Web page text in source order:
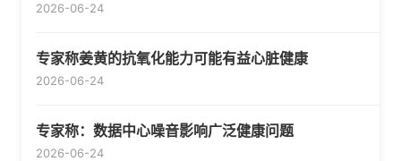
2026-06-24
专家称姜黄的抗氧化能力可能有益心脏健康
2026-06-24
专家称：数据中心噪音影响广泛健康问题
2026-06-24